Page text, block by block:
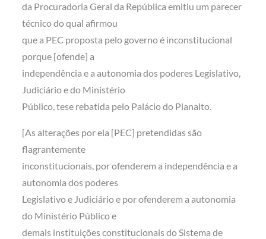
da Procuradoria Geral da República emitiu um parecer
técnico do qual afirmou
que a PEC proposta pelo governo é inconstitucional
porque [ofende] a
independência e a autonomia dos poderes Legislativo,
Judiciário e do Ministério
Público, tese rebatida pelo Palácio do Planalto.
[As alterações por ela [PEC] pretendidas são
flagrantemente
inconstitucionais, por ofenderem a independência e a
autonomia dos poderes
Legislativo e Judiciário e por ofenderem a autonomia
do Ministério Público e
demais instituições constitucionais do Sistema de